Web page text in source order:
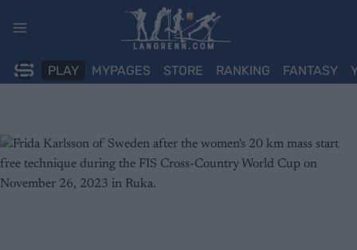
PLAY MYPAGES STORE RANKING FANTASY